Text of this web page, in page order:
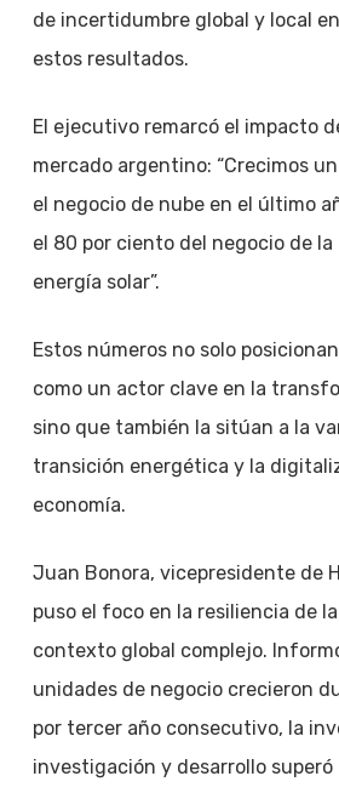
de incertidumbre global y local
estos resultados.
El ejecutivo remarcó el impacto
mercado argentino: “Crecimos
el negocio de nube en el último
el 80 por ciento del negocio de
energía solar”.
Estos números no solo
como un actor clave en la
sino que también la sitúan a la
transición energética y la
economía.
Juan Bonora, vicepresidente de
puso el foco en la resiliencia de
contexto global complejo.
unidades de negocio crecieron
por tercer año consecutivo, la
investigación y desarrollo superó